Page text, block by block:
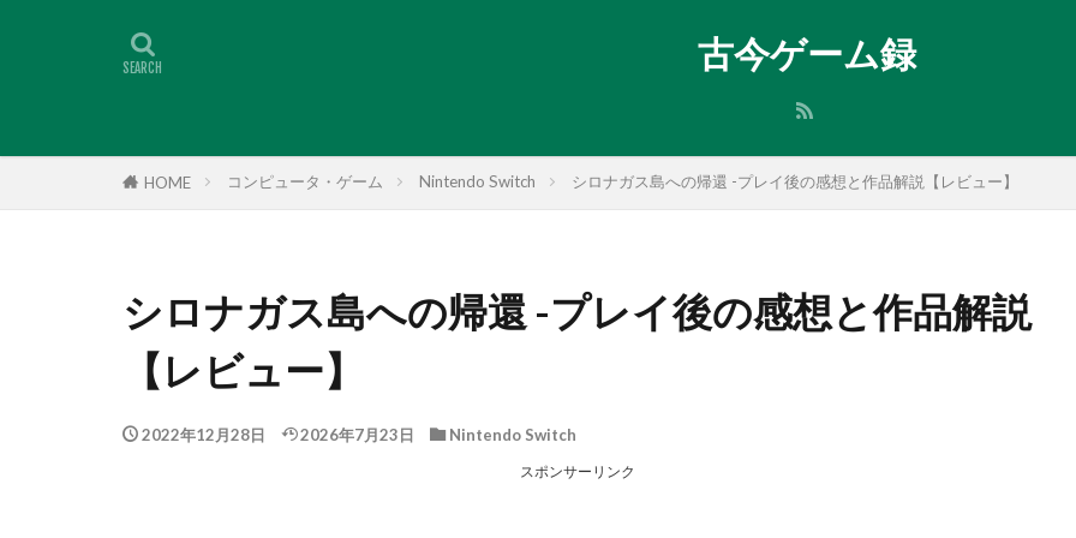
古今ゲーム録
HOME コンピュータ・ゲーム Nintendo Switch シロナガス島への帰還 -プレイ後の感想と作品解説【レビュー】
シロナガス島への帰還 -プレイ後の感想と作品解説
【レビュー】
2022年12月28日 2026年7月23日 Nintendo Switch
スポンサーリンク